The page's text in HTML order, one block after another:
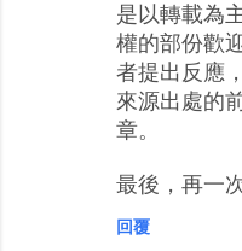
是以轉載為
權的部份歡
者提出反應
來源出處的
章。
最後，再一
回覆